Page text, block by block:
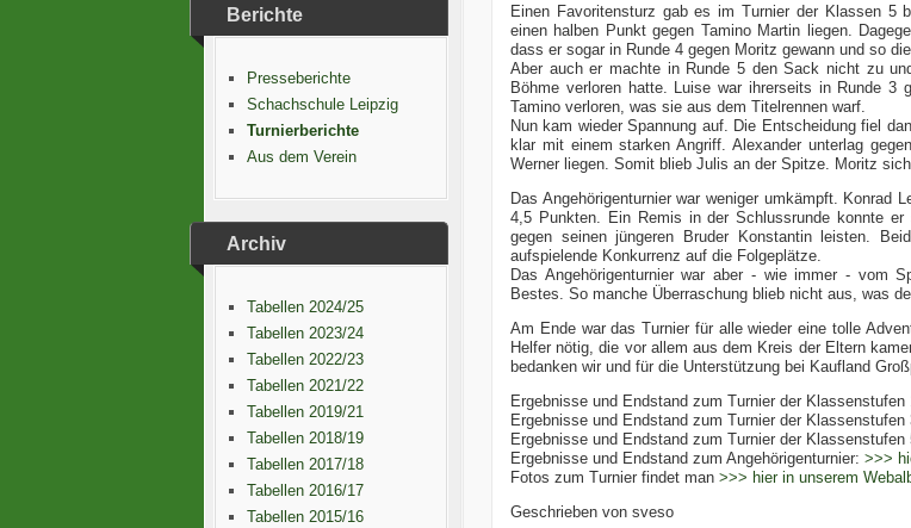
Berichte
Presseberichte
Schachschule Leipzig
Turnierberichte
Aus dem Verein
Archiv
Tabellen 2024/25
Tabellen 2023/24
Tabellen 2022/23
Tabellen 2021/22
Tabellen 2019/21
Tabellen 2018/19
Tabellen 2017/18
Tabellen 2016/17
Tabellen 2015/16
Einen Favoritensturz gab es im Turnier der Klassen 5
einen halben Punkt gegen Tamino Martin liegen.
dass er sogar in Runde 4 gegen Moritz gewann und so
Aber auch er machte in Runde 5 den Sack nicht zu
Böhme verloren hatte. Luise war ihrerseits in Runde 3
Tamino verloren, was sie aus dem Titelrennen warf.
Nun kam wieder Spannung auf. Die Entscheidung fiel
klar mit einem starken Angriff. Alexander unterlag
Werner liegen. Somit blieb Julis an der Spitze. Moritz
Das Angehörigenturnier war weniger umkämpft. Konrad
4,5 Punkten. Ein Remis in der Schlussrunde konnte
gegen seinen jüngeren Bruder Konstantin leisten.
aufspielende Konkurrenz auf die Folgeplätze.
Das Angehörigenturnier war aber - wie immer - vom
Bestes. So manche Überraschung blieb nicht aus, was
Am Ende war das Turnier für alle wieder eine tolle
Helfer nötig, die vor allem aus dem Kreis der Eltern
bedanken wir und für die Unterstützung bei Kaufland
Ergebnisse und Endstand zum Turnier der Klassenstufen
Ergebnisse und Endstand zum Turnier der Klassenstufen
Ergebnisse und Endstand zum Turnier der Klassenstufen
Ergebnisse und Endstand zum Angehörigenturnier: >>>
Fotos zum Turnier findet man >>> hier in unserem
Geschrieben von sveso